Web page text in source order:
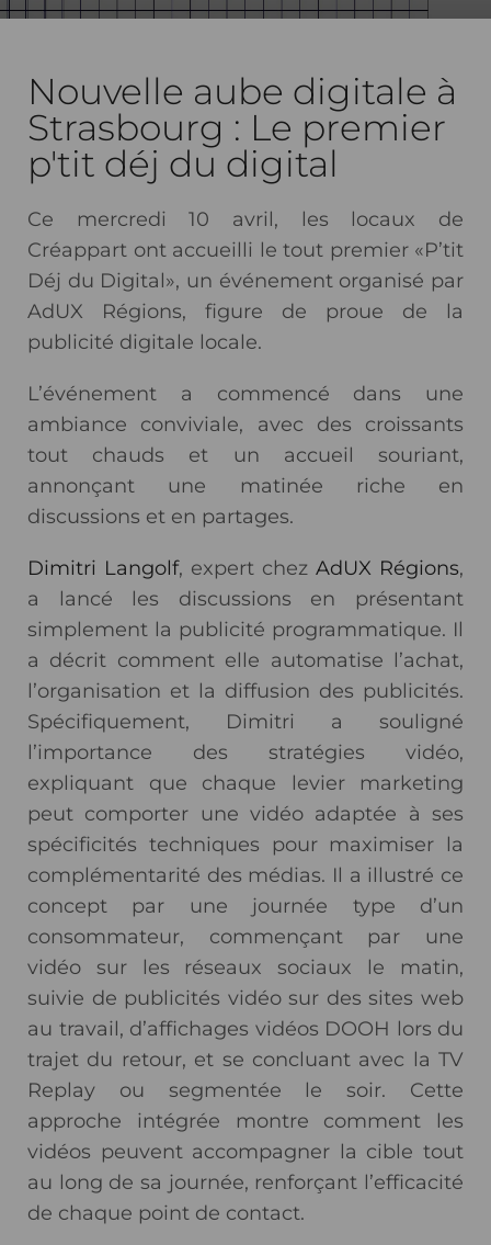
Nouvelle aube digitale à
Strasbourg : Le premier
p'tit déj du digital
Ce mercredi 10 avril, les locaux de
Créappart ont accueilli le tout premier «P’tit
Déj du Digital», un événement organisé par
AdUX Régions, figure de proue de la
publicité digitale locale.
L’événement a commencé dans une
ambiance conviviale, avec des croissants
tout chauds et un accueil souriant,
annonçant une matinée riche en
discussions et en partages.
Dimitri Langolf, expert chez AdUX Régions,
a lancé les discussions en présentant
simplement la publicité programmatique. Il
a décrit comment elle automatise l’achat,
l’organisation et la diffusion des publicités.
Spécifiquement, Dimitri a souligné
l’importance des stratégies vidéo,
expliquant que chaque levier marketing
peut comporter une vidéo adaptée à ses
spécificités techniques pour maximiser la
complémentarité des médias. Il a illustré ce
concept par une journée type d’un
consommateur, commençant par une
vidéo sur les réseaux sociaux le matin,
suivie de publicités vidéo sur des sites web
au travail, d’affichages vidéos DOOH lors du
trajet du retour, et se concluant avec la TV
Replay ou segmentée le soir. Cette
approche intégrée montre comment les
vidéos peuvent accompagner la cible tout
au long de sa journée, renforçant l’efficacité
de chaque point de contact.